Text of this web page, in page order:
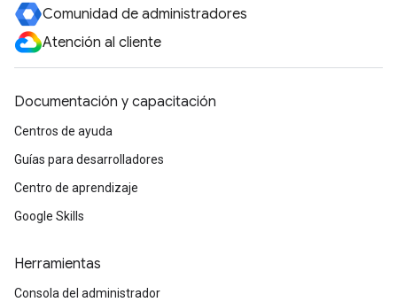
Comunidad de administradores
Atención al cliente
Documentación y capacitación
Centros de ayuda
Guías para desarrolladores
Centro de aprendizaje
Google Skills
Herramientas
Consola del administrador